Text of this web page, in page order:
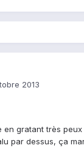
2013
gratant très
par dessus, ça